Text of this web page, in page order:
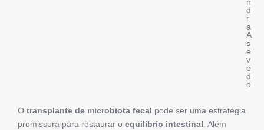
n
d
r
a
A
s
e
v
e
d
o
O transplante de microbiota fecal pode ser uma estratégia
promissora para restaurar o equilíbrio intestinal. Além